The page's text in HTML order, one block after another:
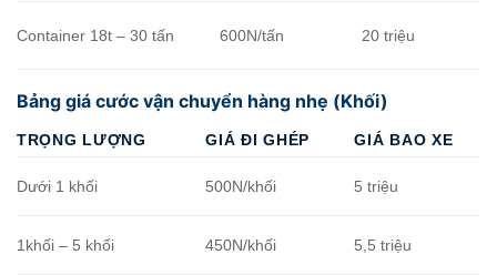
Container 18t – 30 tấn 600N/tấn 20 triệu
Bảng giá cước vận chuyển hàng nhẹ (Khối)
TRỌNG LƯỢNG GIÁ ĐI GHÉP GIÁ BAO XE
Dưới 1 khối 500N/khối 5 triệu
1khối – 5 khối 450N/khối 5,5 triệu